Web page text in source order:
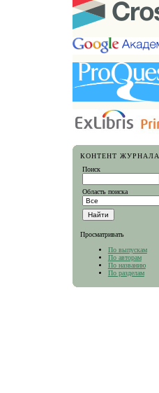
КОНТЕНТ ЖУРНАЛА
Поиск
Область поиска
Просматривать
По выпускам
По авторам
По названию
По разделам